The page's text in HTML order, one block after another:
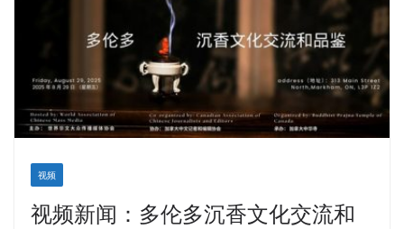
视频
视频新闻：多伦多沉香文化交流和